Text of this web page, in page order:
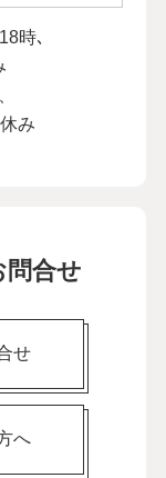
時､
み
合せ
せ
へ